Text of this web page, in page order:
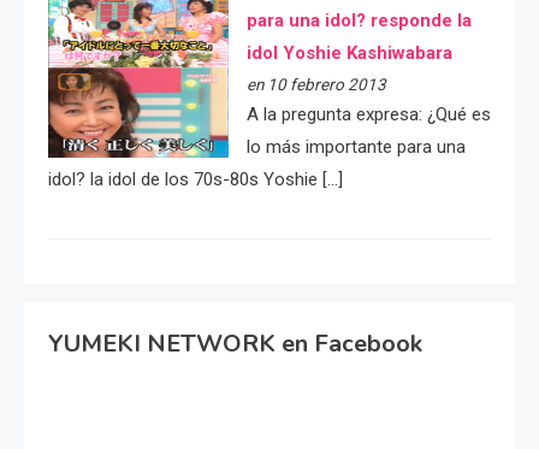
para una idol? responde la
idol Yoshie Kashiwabara
en 10 febrero 2013
A la pregunta expresa: ¿Qué es
lo más importante para una
idol? la idol de los 70s-80s Yoshie […]
YUMEKI NETWORK en Facebook